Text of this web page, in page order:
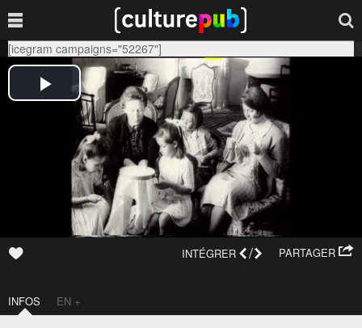
[icegram campaigns="52267"]
PARTAGER
INTÉGRER /
INFOS EN +